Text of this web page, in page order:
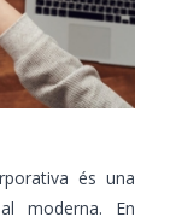
és una
moderna. En